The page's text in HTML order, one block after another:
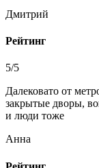
Дмитрий
Рейтинг
5/5
Далековато от
закрытые дворы,
и люди тоже
Анна